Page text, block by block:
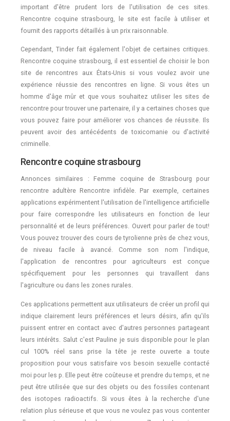
important d'être prudent lors de l'utilisation de ces sites.
Rencontre coquine strasbourg, le site est facile à utiliser et
fournit des rapports détaillés à un prix raisonnable.
Cependant, Tinder fait également l'objet de certaines critiques.
Rencontre coquine strasbourg, il est essentiel de choisir le bon
site de rencontres aux États-Unis si vous voulez avoir une
expérience réussie des rencontres en ligne. Si vous êtes un
homme d'âge mûr et que vous souhaitez utiliser les sites de
rencontre pour trouver une partenaire, il y a certaines choses que
vous pouvez faire pour améliorer vos chances de réussite. Ils
peuvent avoir des antécédents de toxicomanie ou d'activité
criminelle.
Rencontre coquine strasbourg
Annonces similaires : Femme coquine de Strasbourg pour
rencontre adultère Rencontre infidèle. Par exemple, certaines
applications expérimentent l'utilisation de l'intelligence artificielle
pour faire correspondre les utilisateurs en fonction de leur
personnalité et de leurs préférences. Ouvert pour parler de tout!
Vous pouvez trouver des cours de tyrolienne près de chez vous,
de niveau facile à avancé. Comme son nom l'indique,
l'application de rencontres pour agriculteurs est conçue
spécifiquement pour les personnes qui travaillent dans
l'agriculture ou dans les zones rurales.
Ces applications permettent aux utilisateurs de créer un profil qui
indique clairement leurs préférences et leurs désirs, afin qu'ils
puissent entrer en contact avec d'autres personnes partageant
leurs intérêts. Salut c'est Pauline je suis disponible pour le plan
cul 100% réel sans prise la tête je reste ouverte a toute
proposition pour vous satisfaire vos besoin sexuelle contacté
moi pour les p. Elle peut être coûteuse et prendre du temps, et ne
peut être utilisée que sur des objets ou des fossiles contenant
des isotopes radioactifs. Si vous êtes à la recherche d'une
relation plus sérieuse et que vous ne voulez pas vous contenter